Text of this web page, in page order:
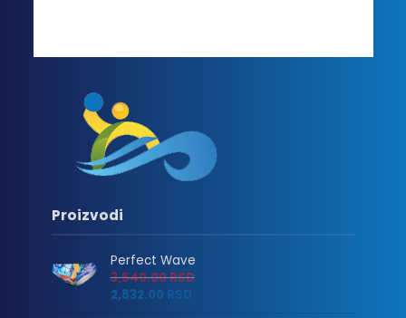
2,832.00 RSD
Proizvodi
Perfect Wave
3,540.00RSD
2,832.00 RSD